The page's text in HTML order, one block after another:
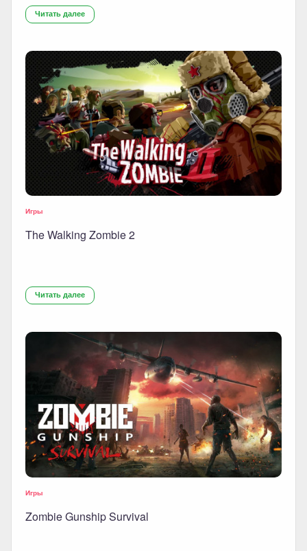
Читать далее
Игры
The Walking Zombie 2
Читать далее
Игры
Zombie Gunship Survival